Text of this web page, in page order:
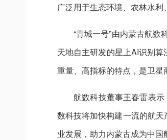
广泛用于生态环境、农林水
“青城一号”由内蒙古航数
天地自主研发的星上AI识别
重量、高指标的特点，是卫星
航数科技董事王春雷表
数科技将加快构建一流的航
业发展，助力内蒙古成为中国